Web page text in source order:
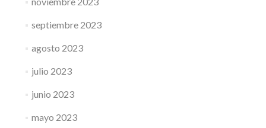
septiembre 2023
agosto 2023
julio 2023
junio 2023
mayo 2023